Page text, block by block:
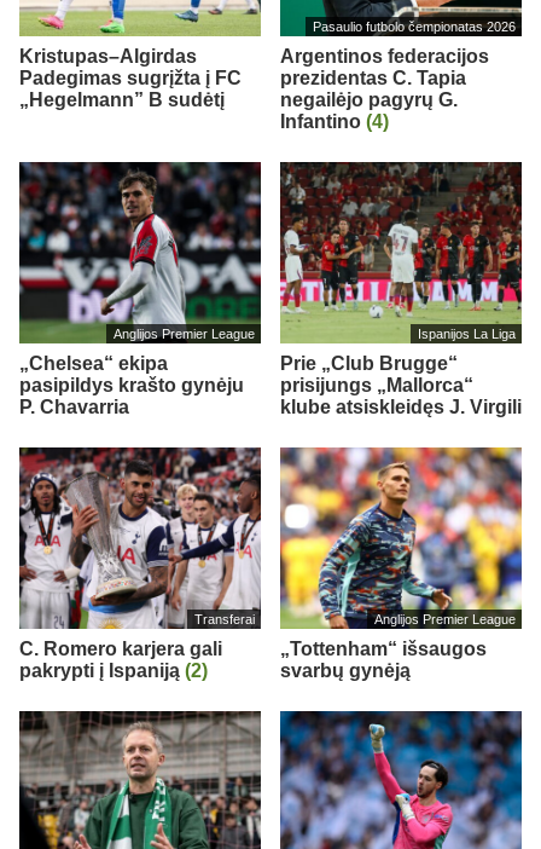
Kristupas–Algirdas
Padegimas sugrįžta į FC
„Hegelmann” B sudėtį
Pasaulio futbolo čempionatas 2026
Argentinos federacijos
prezidentas C. Tapia
negailėjo pagyrų G.
Infantino (4)
Anglijos Premier League
„Chelsea“ ekipa
pasipildys krašto gynėju
P. Chavarria
Ispanijos La Liga
Prie „Club Brugge“
prisijungs „Mallorca“
klube atsiskleidęs J. Virgili
Transferai
C. Romero karjera gali
pakrypti į Ispaniją (2)
Anglijos Premier League
„Tottenham“ išsaugos
svarbų gynėją